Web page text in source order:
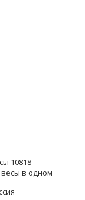
10818
в одном